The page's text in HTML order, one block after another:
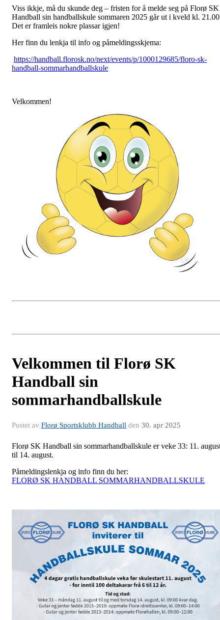
Viss ikkje, må du skunde deg – fristen for å melde seg på Florø SK
Handball sin handballskule sommaren 2025 går ut i kveld kl.
Det er framleis nokre plassar igjen!
Her finn du lenkja til info og påmeldingsskjema:
https://handball.florosk.no/next/events/p/1000129685/floro-sk-
handball-sommarhandballskule
Velkommen!
Velkommen til Florø SK
Handball sin
sommarhandballskule
Postet av Florø Sportsklubb Handball den 30. apr 2025
Florø SK Handball sin sommarhandballskule er veke 33: 11.
til 14. august.
Påmeldingslenkja og info finn du her:
FLORØ SK HANDBALL SOMMARHANDBALLSKULE